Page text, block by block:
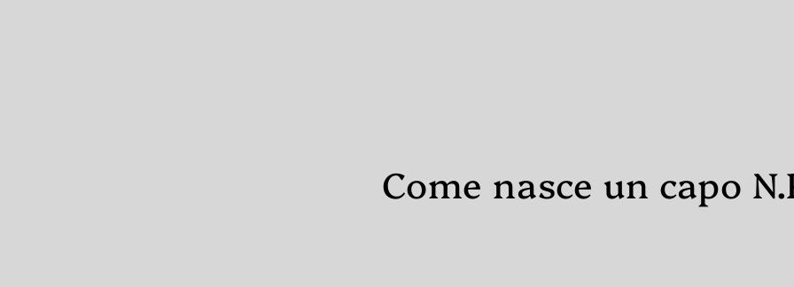
Come nasce un capo